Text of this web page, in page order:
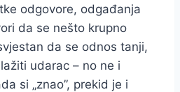
odgovore, odgađanja
da se nešto krupno
da se odnos tanji,
udarac – no ne i
si „znao”, prekid je i